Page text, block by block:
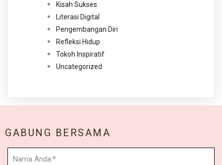
Kisah Sukses
Literasi Digital
Pengembangan Diri
Refleksi Hidup
Tokoh Inspiratif
Uncategorized
GABUNG BERSAMA